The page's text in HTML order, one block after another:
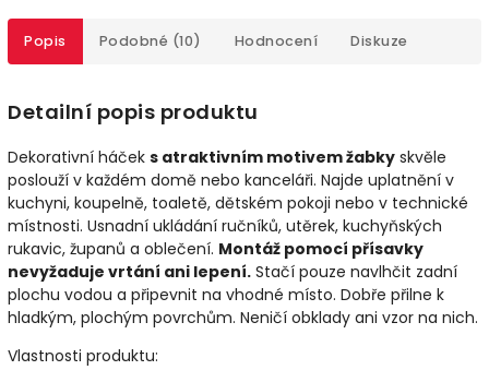
Popis Podobné (10) Hodnocení Diskuze
Detailní popis produktu
Dekorativní háček s atraktivním motivem žabky skvěle
poslouží v každém domě nebo kanceláři. Najde uplatnění v
kuchyni, koupelně, toaletě, dětském pokoji nebo v technické
místnosti. Usnadní ukládání ručníků, utěrek, kuchyňských
rukavic, županů a oblečení. Montáž pomocí přísavky
nevyžaduje vrtání ani lepení. Stačí pouze navlhčit zadní
plochu vodou a připevnit na vhodné místo. Dobře přilne k
hladkým, plochým povrchům. Neničí obklady ani vzor na nich.
Vlastnosti produktu: